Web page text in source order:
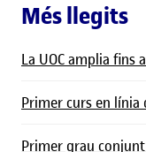
Més llegits
La UOC amplia
Primer curs en línia
Primer grau